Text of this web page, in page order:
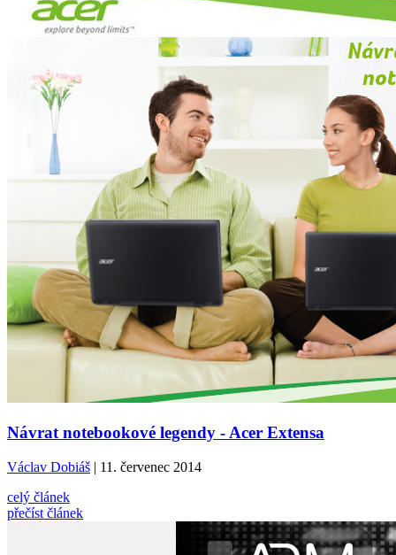
Návrat notebookové legendy - Acer Extensa
Václav Dobiáš | 11. červenec 2014
celý článek
přečíst článek